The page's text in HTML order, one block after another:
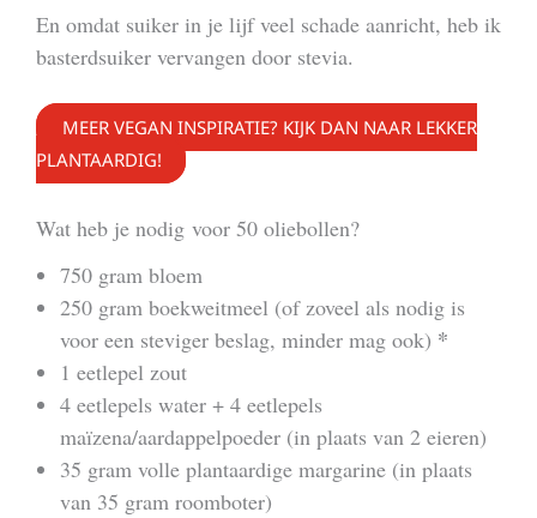
En omdat suiker in je lijf veel schade aanricht, heb ik
basterdsuiker vervangen door stevia.
MEER VEGAN INSPIRATIE? KIJK DAN NAAR LEKKER
PLANTAARDIG!
Wat heb je nodig voor 50 oliebollen?
750 gram bloem
250 gram boekweitmeel (of zoveel als nodig is
voor een steviger beslag, minder mag ook) *
1 eetlepel zout
4 eetlepels water + 4 eetlepels
maïzena/aardappelpoeder (in plaats van 2 eieren)
35 gram volle plantaardige margarine (in plaats
van 35 gram roomboter)